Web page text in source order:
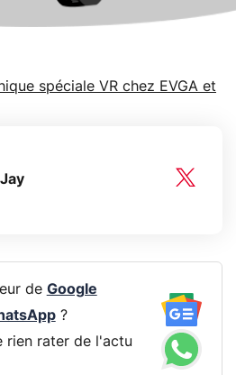
spéciale VR chez EVGA et
de Google
?
rien rater de l'actu